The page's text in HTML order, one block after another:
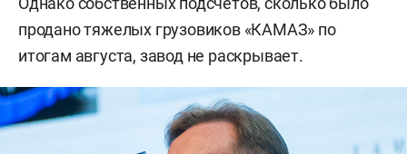
продано тяжелых грузовиков «КАМАЗ» по
итогам августа, завод не раскрывает.